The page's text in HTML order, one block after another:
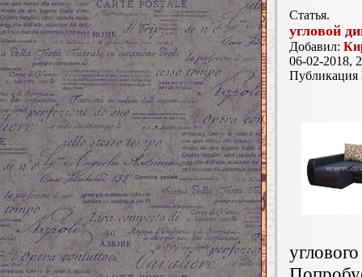
Статья.
угловой
Добавил:
06-02-2018,